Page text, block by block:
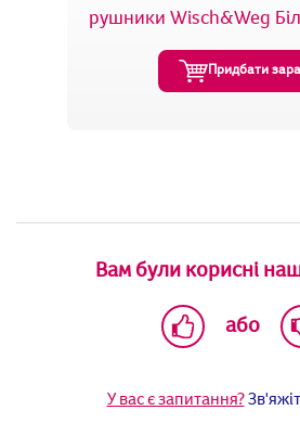
рушники Wisch&Weg
Придбати
Вам були корисні
або
У вас є запитання?